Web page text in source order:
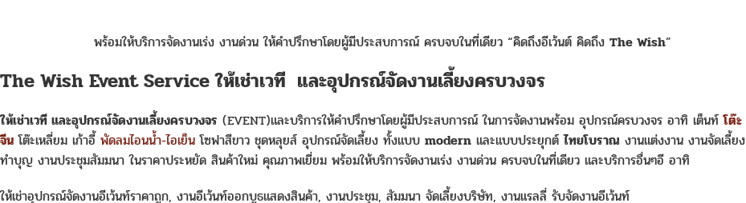
พร้อมให้บริการจัดงานเร่ง งานด่วน ให้คำปรึกษาโดยผู้มีประสบการณ์ ครบจบในที่เดียว “คิดถึงอีเว้นต์ คิดถึง The Wish”
The Wish Event Service ให้เช่าเวที และอุปกรณ์จัดงานเลี้ยงครบวงจร
ให้เช่าเวที และอุปกรณ์จัดงานเลี้ยงครบวงจร (EVENT)และบริการให้คำปรึกษาโดยผู้มีประสบการณ์ ในการจัดงานพร้อม อุปกรณ์ครบวงจร อาทิ เต็นท์โต๊ะ
จีน โต๊ะเหลี่ยม เก้าอี้ พัดลมไอนน้ำ-ไอเย็น โซฟาสีขาว ชุดหลุยส์ อุปกรณ์จัดเลี้ยง ทั้งแบบ modern และแบบประยุกต์ไทยโบราณ งานแต่งงาน งานจัดเลี้ยง
ทำบุญ งานประชุมสัมมนา ในราคาประหยัด สินค้าใหม่ คุณภาพเยี่ยม พร้อมให้บริการจัดงานเร่ง งานด่วน ครบจบในที่เดียว และบริการอื่นๆอี อาทิ
ให้เช่าอุปกรณ์จัดงานอีเว้นท์ราคาถูก, งานอีเว้นท์ออกบูธแสดงสินค้า, งานประชุม, สัมมนา จัดเลี้ยงบริษัท, งานแรลลี่ รับจัดงานอีเว้นท์